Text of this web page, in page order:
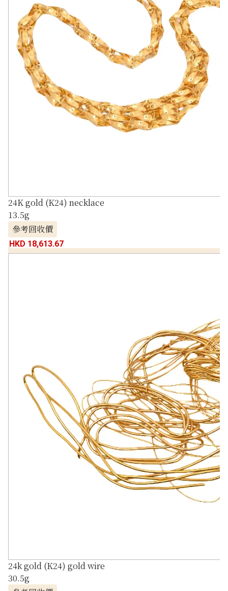
24K gold (K24) necklace
13.5g
參考回收價
HKD 18,613.67
24k gold (K24) gold wire
30.5g